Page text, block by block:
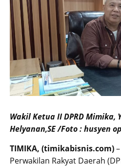
Wakil Ketua II DPRD Mimika,
Helyanan,SE /Foto : husyen
TIMIKA, (timikabisnis.com)
Perwakilan Rakyat Daerah